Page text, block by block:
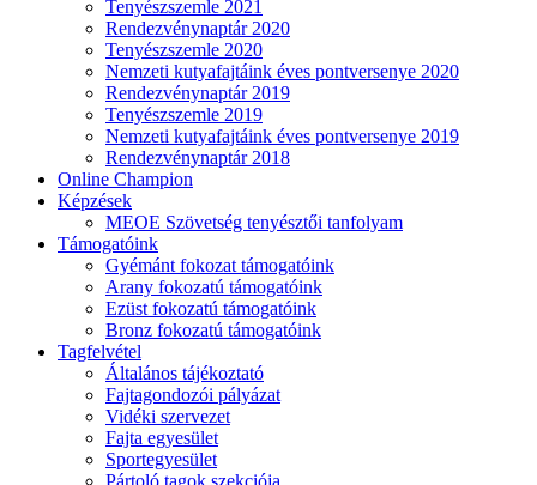
Tenyészszemle 2021
Rendezvénynaptár 2020
Tenyészszemle 2020
Nemzeti kutyafajtáink éves pontversenye 2020
Rendezvénynaptár 2019
Tenyészszemle 2019
Nemzeti kutyafajtáink éves pontversenye 2019
Rendezvénynaptár 2018
Online Champion
Képzések
MEOE Szövetség tenyésztői tanfolyam
Támogatóink
Gyémánt fokozat támogatóink
Arany fokozatú támogatóink
Ezüst fokozatú támogatóink
Bronz fokozatú támogatóink
Tagfelvétel
Általános tájékoztató
Fajtagondozói pályázat
Vidéki szervezet
Fajta egyesület
Sportegyesület
Pártoló tagok szekciója